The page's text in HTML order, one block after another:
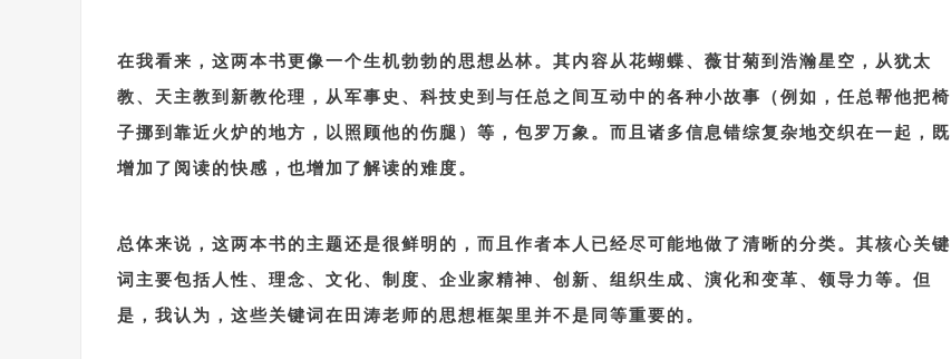
在我看来，这两本书更像一个生机勃勃的思想丛林。其内容从花蝴蝶、薇甘菊到浩瀚星空，从犹太
教、天主教到新教伦理，从军事史、科技史到与任总之间互动中的各种小故事（例如，任总帮他把椅
子挪到靠近火炉的地方，以照顾他的伤腿）等，包罗万象。而且诸多信息错综复杂地交织在一起，既
增加了阅读的快感，也增加了解读的难度。
总体来说，这两本书的主题还是很鲜明的，而且作者本人已经尽可能地做了清晰的分类。其核心关键
词主要包括人性、理念、文化、制度、企业家精神、创新、组织生成、演化和变革、领导力等。但
是，我认为，这些关键词在田涛老师的思想框架里并不是同等重要的。